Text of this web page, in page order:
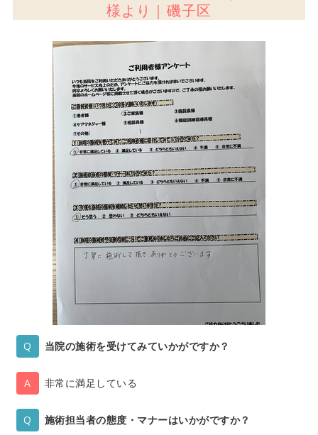
様より｜磯子区
当院の施術を受けてみていかがですか？
非常に満足している
施術担当者の態度・マナーはいかがですか？